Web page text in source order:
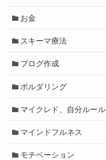
お金
スキーマ療法
ブログ作成
ボルダリング
マイクレド、自分ルール
マインドフルネス
モチベーション